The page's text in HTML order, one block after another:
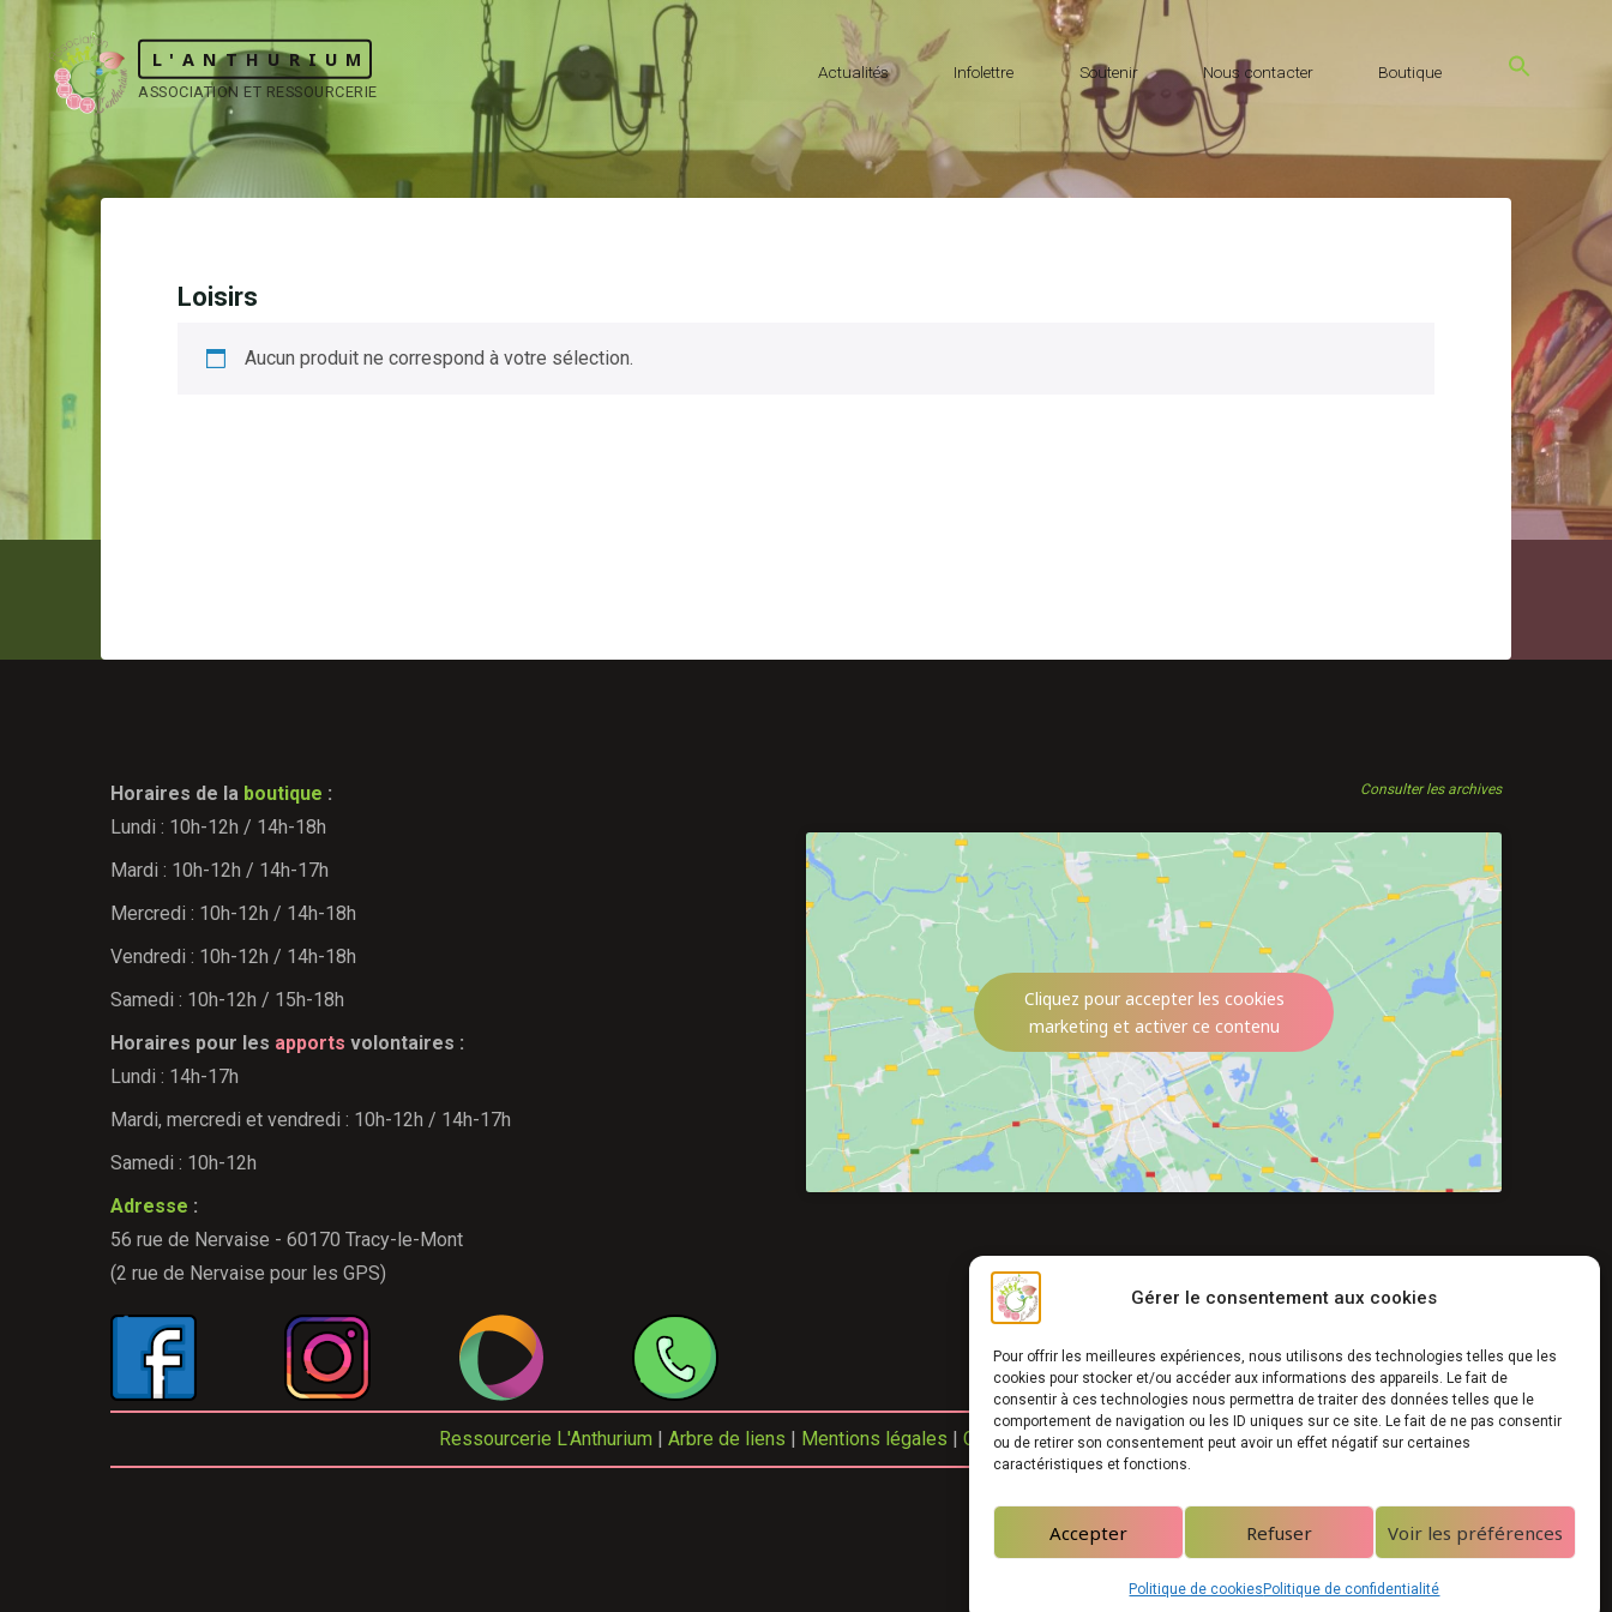
Gérer le consentement aux cookies
Pour offrir les meilleures expériences, nous utilisons des technologies telles que les
cookies pour stocker et/ou accéder aux informations des appareils. Le fait de
consentir à ces technologies nous permettra de traiter des données telles que le
comportement de navigation ou les ID uniques sur ce site. Le fait de ne pas consentir
ou de retirer son consentement peut avoir un effet négatif sur certaines
caractéristiques et fonctions.
Accepter Refuser Voir les préférences
Politique de cookies Politique de confidentialité
content
L'ANTHURIUM
ASSOCIATION ET RESSOURCERIE
Actualités Infolettre Soutenir Nous contacter Boutique
Loisirs
Aucun produit ne correspond à votre sélection.
Horaires de la boutique :
Lundi : 10h-12h / 14h-18h
Mardi : 10h-12h / 14h-17h
Mercredi : 10h-12h / 14h-18h
Vendredi : 10h-12h / 14h-18h
Samedi : 10h-12h / 15h-18h
Horaires pour les apports volontaires :
Lundi : 14h-17h
Mardi, mercredi et vendredi : 10h-12h / 14h-17h
Samedi : 10h-12h
Adresse :
56 rue de Nervaise - 60170 Tracy-le-Mont
(2 rue de Nervaise pour les GPS)
Consulter les archives
Cliquez pour accepter les cookies
marketing et activer ce contenu
Ressourcerie L'Anthurium | Arbre de liens | Mentions légales | Crédits|Nos partenaires